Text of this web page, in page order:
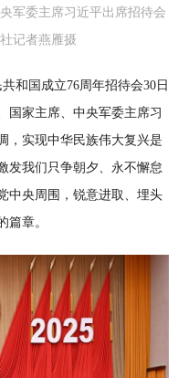
军委主席习近平出席招待会
记者燕雁摄
和国成立76周年招待会30日
国家主席、中央军委主席习
，实现中华民族伟大复兴是
发我们只争朝夕、永不懈怠
中央周围，锐意进取、埋头
篇章。